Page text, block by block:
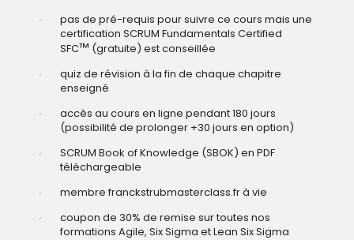
pas de pré-requis pour suivre ce cours mais une
certification SCRUM Fundamentals Certified
SFC™ (gratuite) est conseillée
quiz de révision à la fin de chaque chapitre
enseigné
accès au cours en ligne pendant 180 jours
(possibilité de prolonger +30 jours en option)
SCRUM Book of Knowledge (SBOK) en PDF
téléchargeable
membre franckstrubmasterclass.fr à vie
coupon de 30% de remise sur toutes nos
formations Agile, Six Sigma et Lean Six Sigma